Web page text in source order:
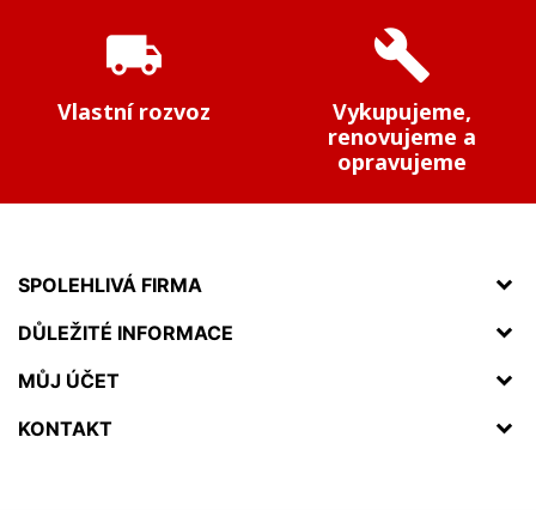
local_shipping
Vlastní rozvoz
build
Vykupujeme,
renovujeme a
opravujeme
SPOLEHLIVÁ FIRMA
DŮLEŽITÉ INFORMACE
MŮJ ÚČET
KONTAKT